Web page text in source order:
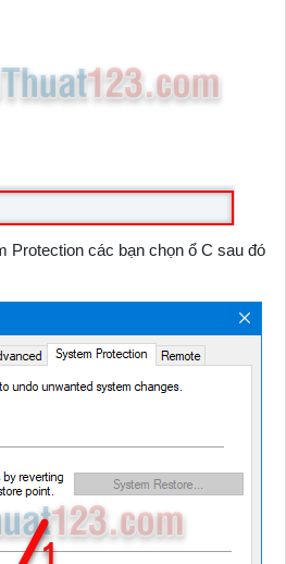
Protection các bạn chọn ổ C sau đó